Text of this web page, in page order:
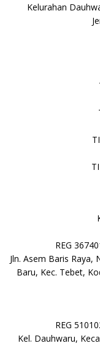
Kelurahan
REG
Jln. Asem Baris Raya,
Baru, Kec. Tebet,
REG
Kel. Dauhwaru,